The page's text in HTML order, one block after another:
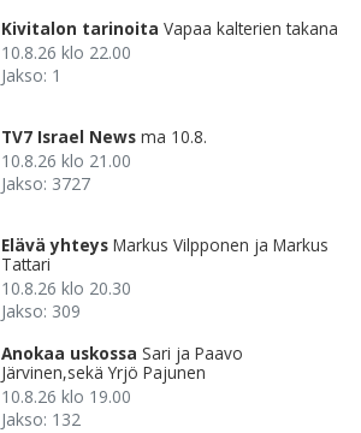
Kivitalon tarinoita Vapaa kalterien takana
10.8.26 klo 22.00
Jakso: 1
TV7 Israel News ma 10.8.
10.8.26 klo 21.00
Jakso: 3727
Elävä yhteys Markus Vilpponen ja Markus
Tattari
10.8.26 klo 20.30
Jakso: 309
Anokaa uskossa Sari ja Paavo
Järvinen,sekä Yrjö Pajunen
10.8.26 klo 19.00
Jakso: 132